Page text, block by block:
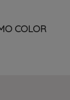
COLOR